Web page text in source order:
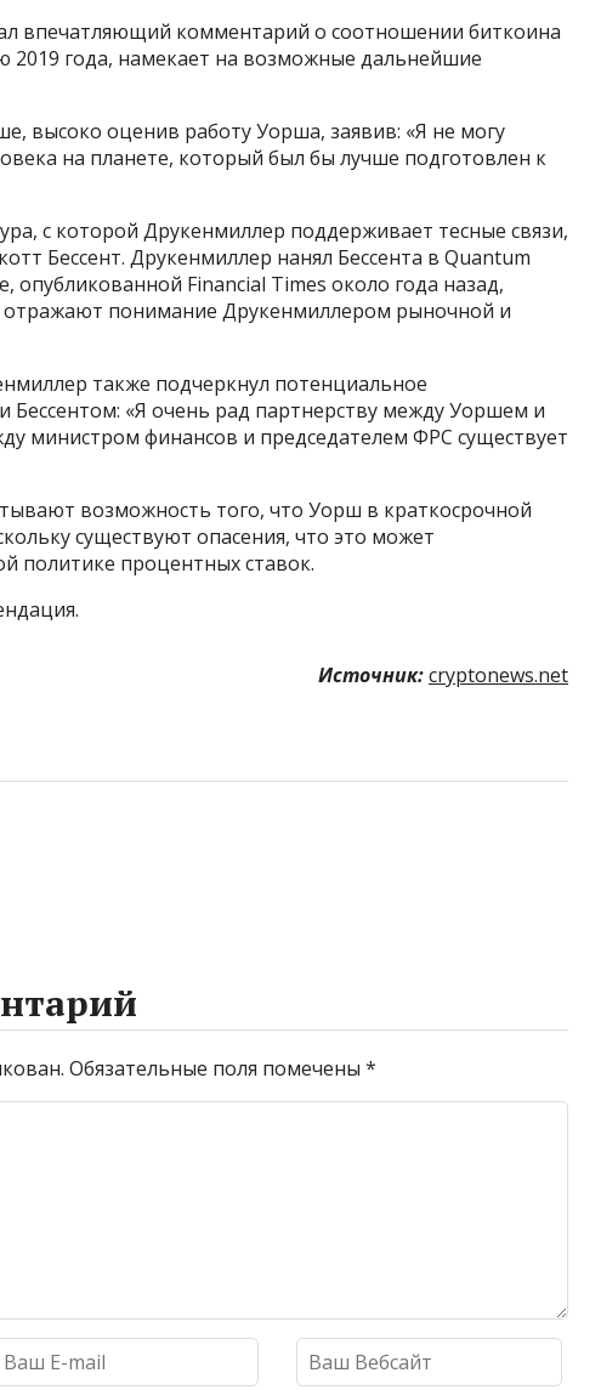
впечатляющий комментарий о соотношении биткоина
2019 года, намекает на возможные дальнейшие
высоко оценив работу Уорша, заявив: «Я не могу
на планете, который был бы лучше подготовлен к
с которой Друкенмиллер поддерживает тесные связи,
Бессент. Друкенмиллер нанял Бессента в Quantum
опубликованной Financial Times около года назад,
отражают понимание Друкенмиллером рыночной и
также подчеркнул потенциальное
«Я очень рад партнерству между Уоршем и
министром финансов и председателем ФРС существует
возможность того, что Уорш в краткосрочной
существуют опасения, что это может
политике процентных ставок.
Источник:cryptonews.net
Обязательные поля помечены *